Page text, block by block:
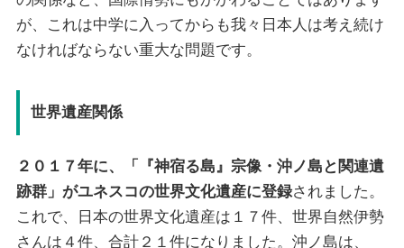
が、これは中学に入ってからも我々日本人は考え続け
なければならない重大な問題です。
世界遺産関係
２０１７年に、「『神宿る島』宗像・沖ノ島と関連遺
跡群」がユネスコの世界文化遺産に登録されました。
これで、日本の世界文化遺産は１７件、世界自然伊勢
さんは４件、合計２１件になりました。沖ノ島は、